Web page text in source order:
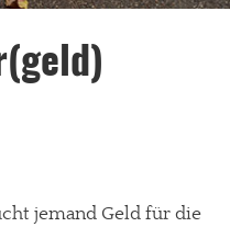
jemand Geld für die